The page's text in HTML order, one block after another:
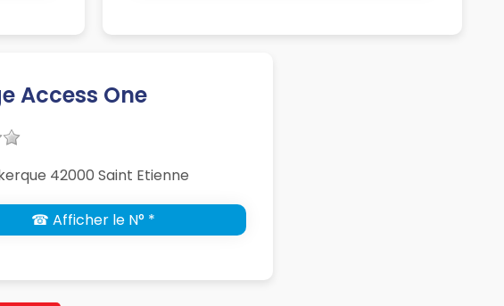
Access One
42000 Saint Etienne
☎ Afficher le N° *